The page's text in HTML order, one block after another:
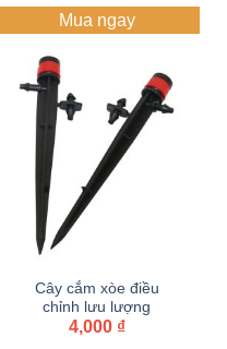
Mua ngay
Cây cắm xòe điều
chỉnh lưu lượng
4,000 ₫